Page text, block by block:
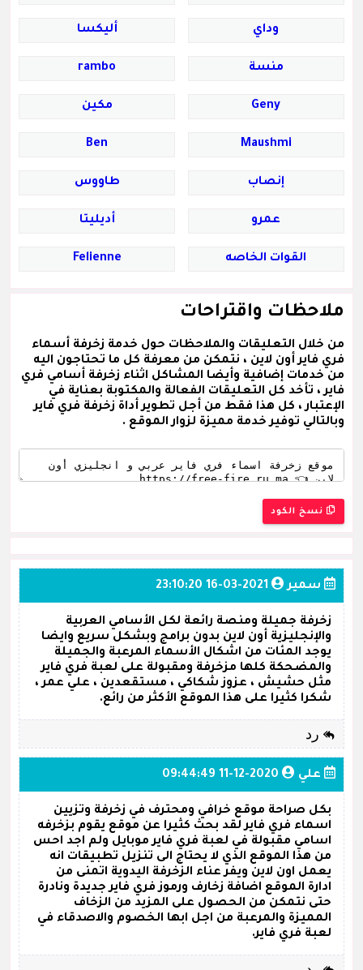
وداي أليكسا
منسة rambo
Geny مكين
Maushmi
Ben
إنصاب طاووس
عمرو أديليتا
القوات الخاصه Felienne
ملاحظات واقتراحات
من خلال التعليقات والملاحظات حول خدمة زخرفة أسماء
فري فاير أون لاين ، نتمكن من معرفة كل ما تحتاجون اليه
من خدمات إضافية وأيضا المشاكل اثناء زخرفة أسامي فري
فاير ، تأخد كل التعليقات الفعالة والمكتوبة بعناية في
الإعتبار ، كل هذا فقط من أجل تطوير أداة زخرفة فري فاير
وبالتالي توفير خدمة مميزة لزوار الموقع .
نسخ الكود
سمير 2021-03-16 23:10:20
زخرفة جميلة ومنصة رائعة لكل الأسامي العربية
والإنجليزية أون لاين بدون برامج وبشكل سريع وايضا
يوجد المئات من اشكال الأسماء المرعبة والجميلة
والمضحكة كلها مزخرفة ومقبولة على لعبة فري فاير
مثل حشيش ، عزوز شكاكي ، مستقعدين ، علي عمر ،
شكرا كثيرا على هذا الموقع الأكثر من رائع.
رد
علي 2020-12-11 09:44:49
بكل صراحة موقع خرافي ومحترف في زخرفة وتزيين
اسماء فري فاير لقد بحث كثيرا عن موقع يقوم بزخرفه
اسامي مقبولة في لعبة فري فاير موبايل ولم اجد احس
من هذا الموقع الذي لا يحتاج الى تنزيل تطبيقات انه
يعمل اون لاين ويفر عناء الزخرفة اليدوية اتمنى من
ادارة الموقع اضافة زخارف ورموز فري فاير جديدة ونادرة
حتى نتمكن من الحصول على المزيد من الزخاف
المميزة والمرعبة من اجل ابها الخصوم والاصدقاء في
لعبة فري فاير.